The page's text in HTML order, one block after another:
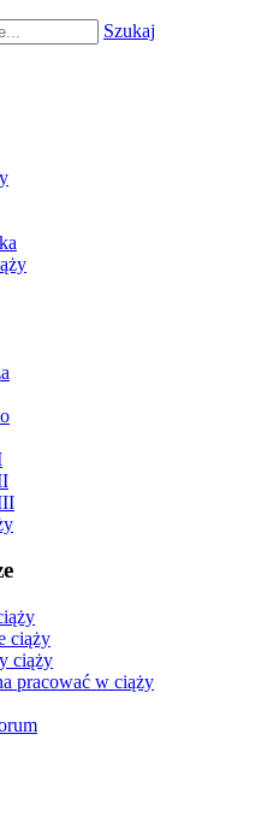
Szukaj
ciąży
ciąży
pracować w ciąży